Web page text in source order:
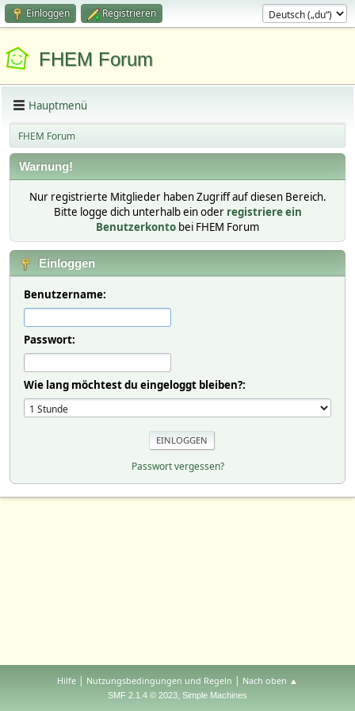
Einloggen Registrieren
FHEM Forum
Hauptmenü
FHEM Forum
Warnung!
Nur registrierte Mitglieder haben Zugriff auf diesen Bereich.
Bitte logge dich unterhalb ein oder registriere ein
Benutzerkonto bei FHEM Forum
Einloggen
Benutzername:
Passwort:
Wie lang möchtest du eingeloggt bleiben?:
Passwort vergessen?
Hilfe | Nutzungsbedingungen und Regeln | Nach oben ▲
SMF 2.1.4 © 2023, Simple Machines